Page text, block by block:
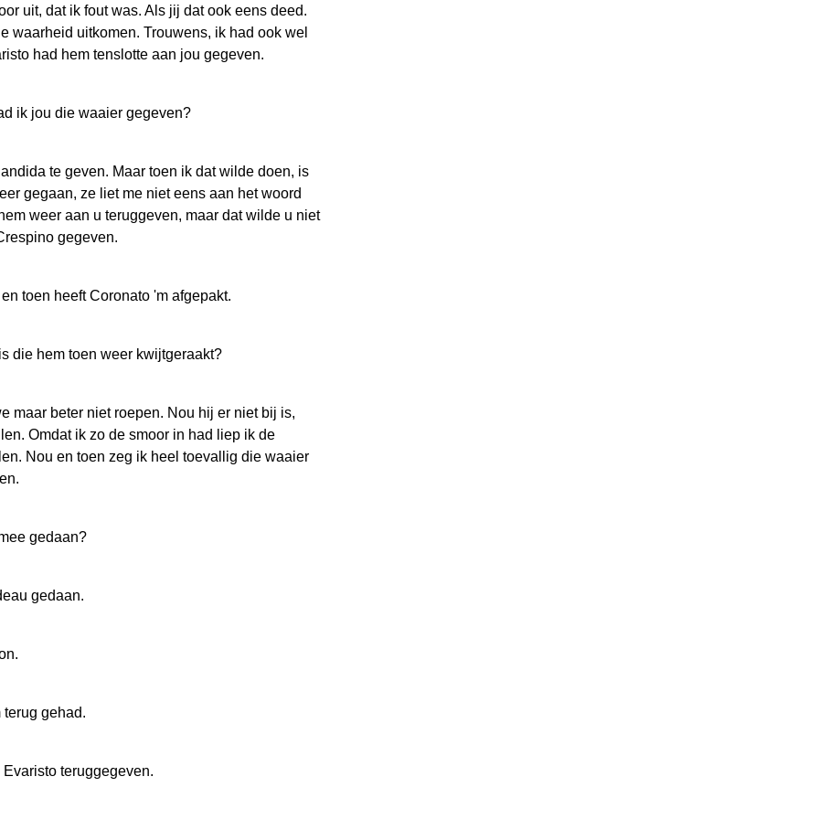
uit, dat ik fout was. Als jij dat ook eens deed.
waarheid uitkomen. Trouwens, ik had ook wel
had hem tenslotte aan jou gegeven.
ik jou die waaier gegeven?
te geven. Maar toen ik dat wilde doen, is
gegaan, ze liet me niet eens aan het woord
weer aan u teruggeven, maar dat wilde u niet
gegeven.
toen heeft Coronato 'm afgepakt.
die hem toen weer kwijtgeraakt?
maar beter niet roepen. Nou hij er niet bij is,
Omdat ik zo de smoor in had liep ik de
Nou en toen zeg ik heel toevallig die waaier
gedaan?
gedaan.
gehad.
teruggegeven.